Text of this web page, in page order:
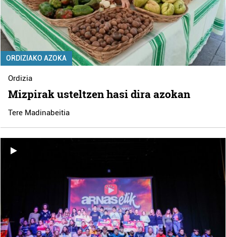
ORDIZIAKO AZOKA
Ordizia
Mizpirak usteltzen hasi dira azokan
Tere Madinabeitia